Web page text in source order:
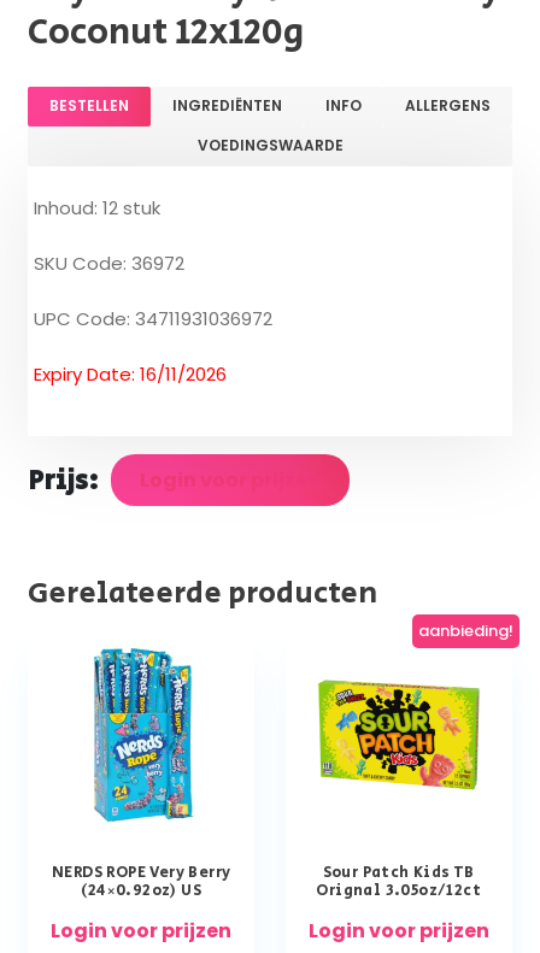
Coconut 12x120g
BESTELLEN INGREDIËNTEN INFO
ALLERGENS
VOEDINGSWAARDE
Inhoud: 12 stuk
SKU Code: 36972
UPC Code: 34711931036972
Expiry Date: 16/11/2026
Prijs: Login voor prijzen
Gerelateerde producten
NERDS ROPE Very Berry
(24×0.92oz) US
Login voor prijzen
aanbieding!
Sour Patch Kids TB
Orignal 3.05oz/12ct
Login voor prijzen